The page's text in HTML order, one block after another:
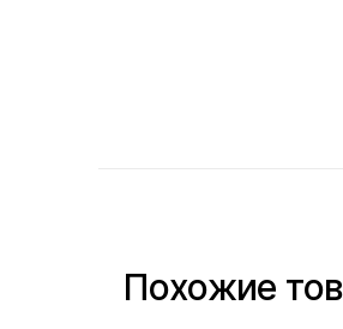
Похожие